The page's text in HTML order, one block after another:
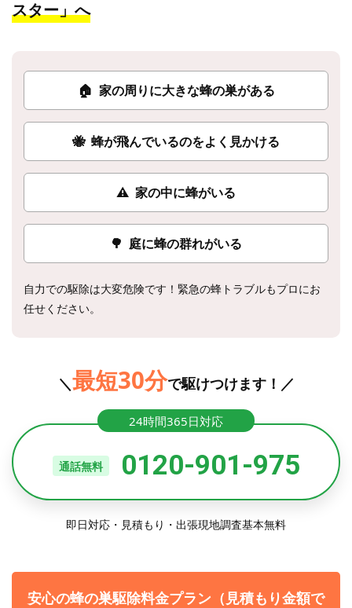
スター」へ
🏠 家の周りに大きな蜂の巣がある
🐝 蜂が飛んでいるのをよく見かける
⚠ 家の中に蜂がいる
🌳 庭に蜂の群れがいる
自力での駆除は大変危険です！緊急の蜂トラブルもプロにお
任せください。
＼最短30分で駆けつけます！／
24時間365日対応
通話無料 0120-901-975
即日対応・見積もり・出張現地調査基本無料
安心の蜂の巣駆除料金プラン（見積もり金額で